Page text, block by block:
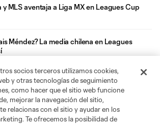
y MLS aventaja a Liga MX en Leagues Cup
Méndez? La media chilena en Leagues
el relevo generacional mexicano de
socios terceros utilizamos cookies,
y otras tecnologías de seguimiento
como hacer que el sitio web funcione
mejorar la navegación del sitio,
relacionas con el sitio y ayudar en los
Te ofrecemos la posibilidad de